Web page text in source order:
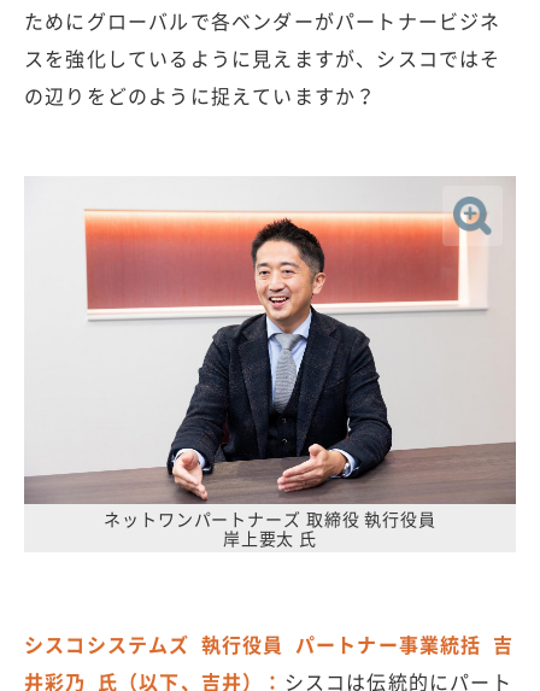
ためにグローバルで各ベンダーがパートナービジネ
スを強化しているように見えますが、シスコではそ
の辺りをどのように捉えていますか？
ネットワンパートナーズ 取締役 執行役員
岸上要太 氏
シスコシステムズ 執行役員 パートナー事業統括 吉
井彩乃 氏（以下、吉井）： シスコは伝統的にパート